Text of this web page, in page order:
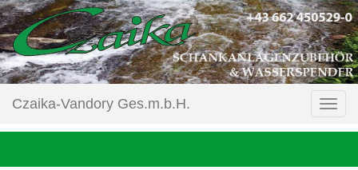
Czaika-Vandory Ges.m.b.H.